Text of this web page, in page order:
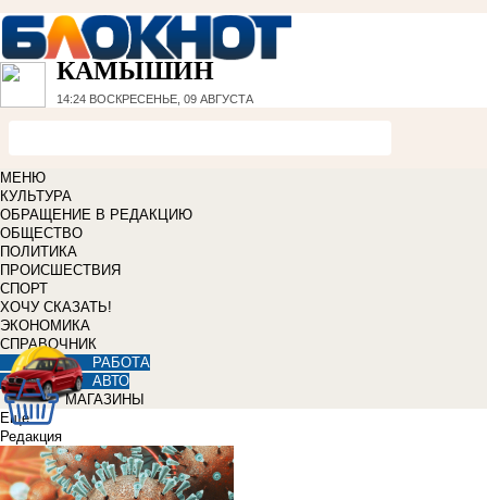
КАМЫШИН
14:24 ВОСКРЕСЕНЬЕ, 09 АВГУСТА
МЕНЮ
КУЛЬТУРА
ОБРАЩЕНИЕ В РЕДАКЦИЮ
ОБЩЕСТВО
ПОЛИТИКА
ПРОИСШЕСТВИЯ
СПОРТ
ХОЧУ СКАЗАТЬ!
ЭКОНОМИКА
СПРАВОЧНИК
РАБОТА
АВТО
МАГАЗИНЫ
Еще
Редакция